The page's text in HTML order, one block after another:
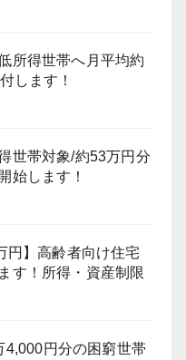
所得世帯へ月平均約
します！
世帯対象/約53万円分
始します！
円】高齢者向け住宅
す！所得・資産制限
4,000円分の困窮世帯